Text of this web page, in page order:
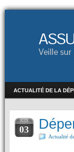
Veille
ACTUALITÉ DE LA
JUIN
03
Actualité